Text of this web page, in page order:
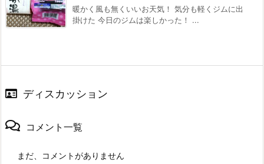
暖かく風も無くいいお天気！ 気分も軽くジムに出
掛けた 今日のジムは楽しかった！ ...
ディスカッション
コメント一覧
まだ、コメントがありません